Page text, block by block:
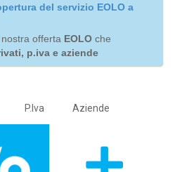
del servizio EOLO a
offerta EOLO che
p.iva e aziende
P.Iva Aziende